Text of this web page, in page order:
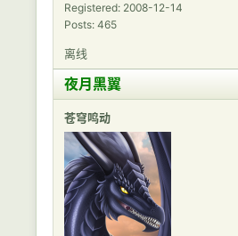
Registered: 2008-12-14
Posts: 465
离线
夜月黑翼
苍穹鸣动